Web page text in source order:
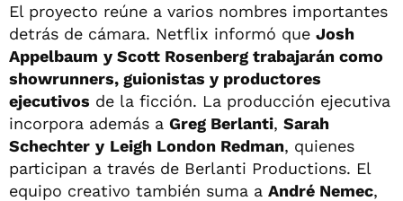
El proyecto reúne a varios nombres importantes
detrás de cámara. Netflix informó que Josh
Appelbaum y Scott Rosenberg trabajarán como
showrunners, guionistas y productores
ejecutivos de la ficción. La producción ejecutiva
incorpora además a Greg Berlanti, Sarah
Schechter y Leigh London Redman, quienes
participan a través de Berlanti Productions. El
equipo creativo también suma a André Nemec,